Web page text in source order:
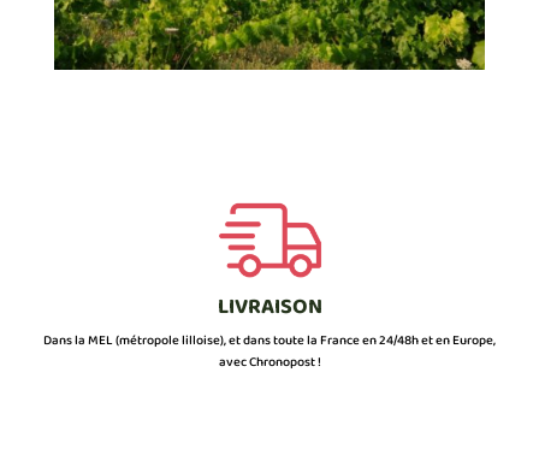
LIVRAISON
Dans la MEL (métropole lilloise), et dans toute la France en 24/48h et en Europe,
avec Chronopost !